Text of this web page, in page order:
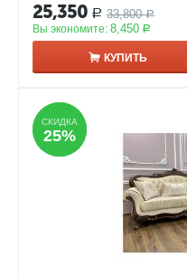
25,350 Р 33,800 Р
Вы экономите: 8,450 Р
КУПИТЬ
СКИДКА
25%
СКИДКА
25%